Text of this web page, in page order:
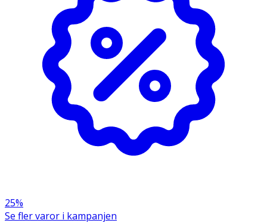
Rumstemperatur
OK för gravida och ammande:
Ingredienser:
Aqua, Glycerin, Niacinamide, Propanediol, PEG-7 Glyceryl
Cocoate, Panthenol, Centella Asiatica Extract, Bixa
Orellana Seed Extract,Maltodextrin, Sodium Hyaluronate,
Lactic Acid, Disodium EDTA, Xanthan Gum, Citric Acid,
Potassium Sorbate, Sodium Benzoate.
25%
Se fler varor i kampanjen